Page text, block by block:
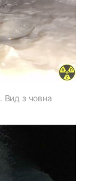
. Вид з човна